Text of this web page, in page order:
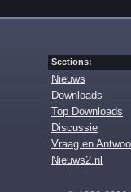
Sections:
Nieuws
Downloads
Top Downloads
Discussie
Vraag en
Nieuws2.nl